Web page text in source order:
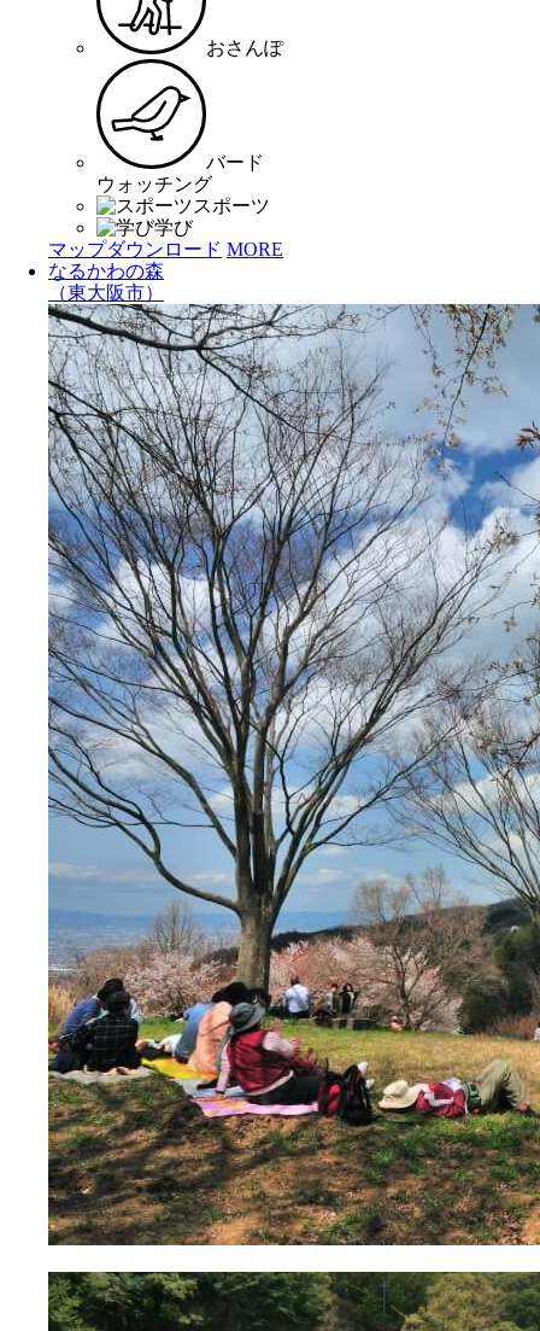
おさんぽ
バード
ウォッチング
スポーツ
学び
マップダウンロード MORE
なるかわの森
（東大阪市）